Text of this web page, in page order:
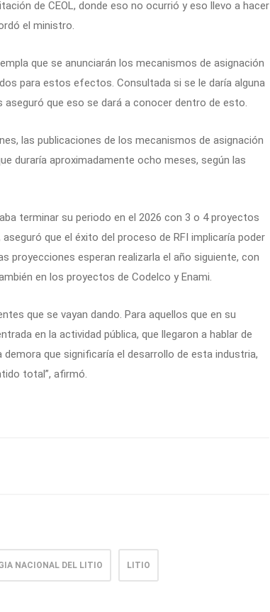
de CEOL, donde eso no ocurrió y eso llevo a hacer
el ministro.
que se anunciarán los mecanismos de asignación
para estos efectos. Consultada si se le daría alguna
que eso se dará a conocer dentro de esto.
las publicaciones de los mecanismos de asignación
duraría aproximadamente ocho meses, según las
terminar su periodo en el 2026 con 3 o 4 proyectos
que el éxito del proceso de RFI implicaría poder
proyecciones esperan realizarla el año siguiente, con
en los proyectos de Codelco y Enami.
que se vayan dando. Para aquellos que en su
en la actividad pública, que llegaron a hablar de
que significaría el desarrollo de esta industria,
total”, afirmó.
NACIONAL DEL LITIO LITIO